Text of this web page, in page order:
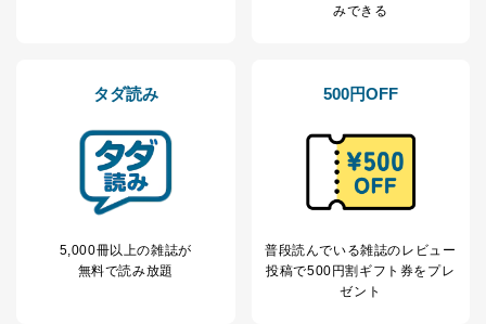
株式会社富士山マガジンサービス
個人情報の取扱いについて
１．個人情報保護管理者
護管理者の責任のもと、個人情報を取得・アクセス・利
用・提供・管理いたします。
みできる
タダ読み
5,000冊以上の雑誌が
無料で読み放題
500円OFF
普段読んでいる雑誌のレビュー
投稿で500円割ギフト券をプレ
ゼント